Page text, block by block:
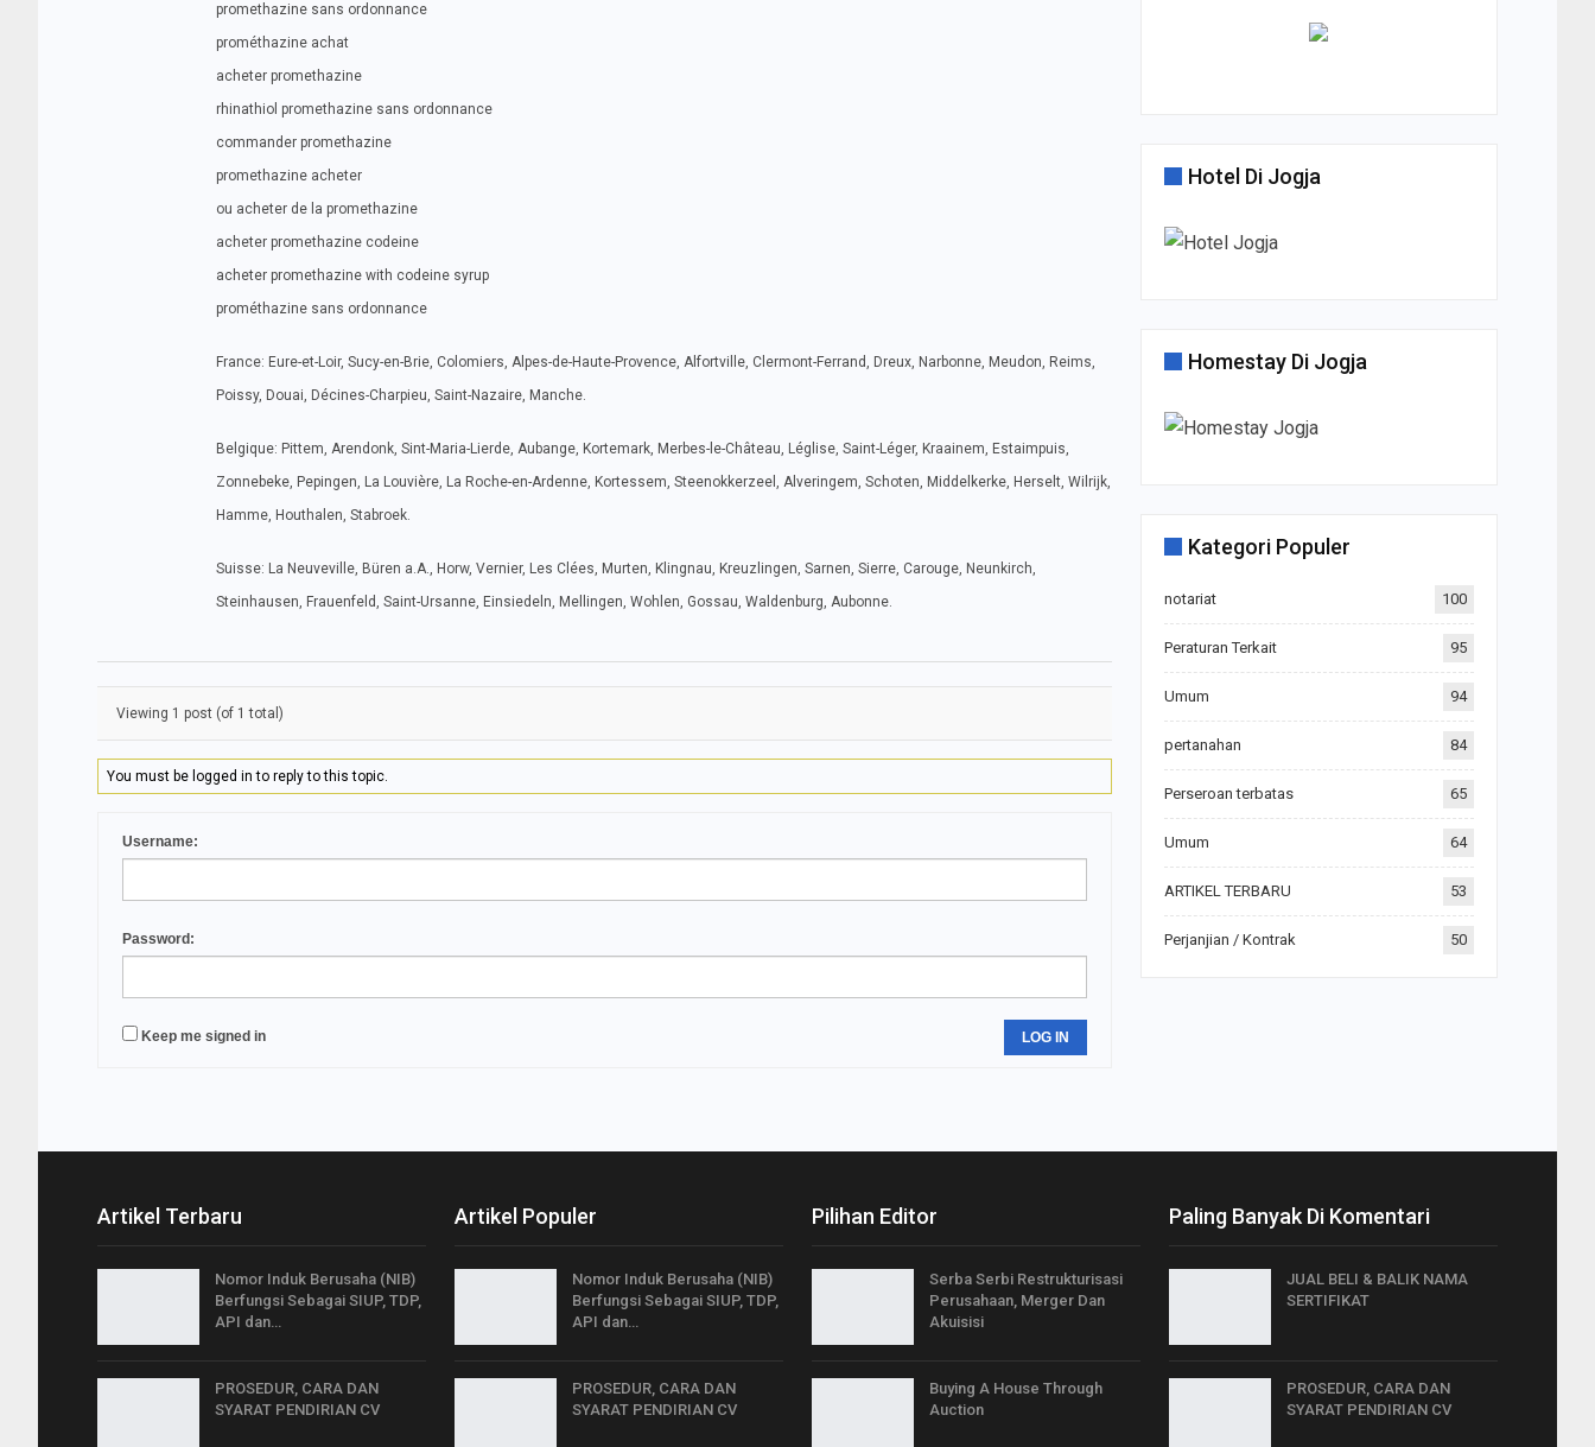
promethazine sans ordonnance
prométhazine achat
acheter promethazine
rhinathiol promethazine sans ordonnance
commander promethazine
promethazine acheter
ou acheter de la promethazine
acheter promethazine codeine
acheter promethazine with codeine syrup
prométhazine sans ordonnance
France: Eure-et-Loir, Sucy-en-Brie, Colomiers, Alpes-de-Haute-Provence, Alfortville, Clermont-Ferrand, Dreux, Narbonne, Meudon, Reims,
Poissy, Douai, Décines-Charpieu, Saint-Nazaire, Manche.
Belgique: Pittem, Arendonk, Sint-Maria-Lierde, Aubange, Kortemark, Merbes-le-Château, Léglise, Saint-Léger, Kraainem, Estaimpuis,
Zonnebeke, Pepingen, La Louvière, La Roche-en-Ardenne, Kortessem, Steenokkerzeel, Alveringem, Schoten, Middelkerke, Herselt, Wilrijk,
Hamme, Houthalen, Stabroek.
Suisse: La Neuveville, Büren a.A., Horw, Vernier, Les Clées, Murten, Klingnau, Kreuzlingen, Sarnen, Sierre, Carouge, Neunkirch,
Steinhausen, Frauenfeld, Saint-Ursanne, Einsiedeln, Mellingen, Wohlen, Gossau, Waldenburg, Aubonne.
Viewing 1 post (of 1 total)
You must be logged in to reply to this topic.
Username:
Password:
Keep me signed in LOG IN
Hotel Di Jogja
Homestay Di Jogja
Kategori Populer
notariat 100
Peraturan Terkait 95
Umum 94
pertanahan 84
Perseroan terbatas 65
Umum 64
ARTIKEL TERBARU 53
Perjanjian / Kontrak 50
Artikel Terbaru
Nomor Induk Berusaha (NIB)
Berfungsi Sebagai SIUP, TDP,
API dan…
PROSEDUR, CARA DAN
SYARAT PENDIRIAN CV
Artikel Populer
Nomor Induk Berusaha (NIB)
Berfungsi Sebagai SIUP, TDP,
API dan…
PROSEDUR, CARA DAN
SYARAT PENDIRIAN CV
Pilihan Editor
Serba Serbi Restrukturisasi
Perusahaan, Merger Dan
Akuisisi
Buying A House Through
Auction
Paling Banyak Di Komentari
JUAL BELI & BALIK NAMA
SERTIFIKAT
PROSEDUR, CARA DAN
SYARAT PENDIRIAN CV